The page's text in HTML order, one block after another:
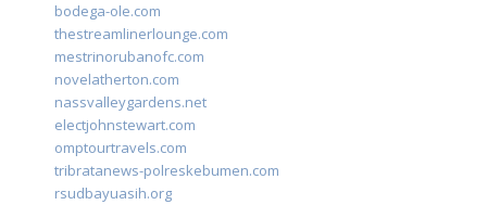
bodega-ole.com
thestreamlinerlounge.com
mestrinorubanofc.com
novelatherton.com
nassvalleygardens.net
electjohnstewart.com
omptourtravels.com
tribratanews-polreskebumen.com
rsudbayuasih.org